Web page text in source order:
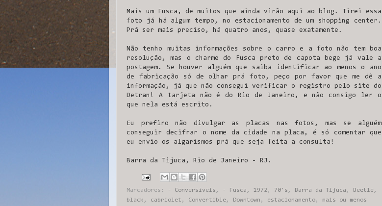
Mais um Fusca, de muitos que ainda virão aqui ao blog. Tirei essa
foto já há algum tempo, no estacionamento de um shopping center.
Prá ser mais preciso, há quatro anos, quase exatamente.
Não tenho muitas informações sobre o carro e a foto não tem boa
resolução, mas o charme do Fusca preto de capota bege já vale a
postagem. Se houver alguém que saiba identificar ao menos o ano
de fabricação só de olhar prá foto, peço por favor que me dê a
informação, já que não consegui verificar o registro pelo site do
Detran! A tarjeta não é do Rio de Janeiro, e não consigo ler o
que nela está escrito.
Eu prefiro não divulgar as placas nas fotos, mas se alguém
conseguir decifrar o nome da cidade na placa, é só comentar que
eu envio os algarismos prá que seja feita a consulta!
Barra da Tijuca, Rio de Janeiro - RJ.
Marcadores: - Conversíveis , - Fusca , 1972, 70's , Barra da Tijuca , Beetle,
black , cabriolet , Convertible, Downtown , estacionamento, mais ou menos